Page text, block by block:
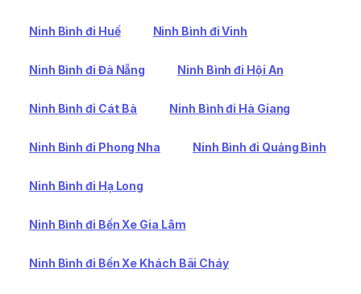
Ninh Bình đi Huế Ninh Bình đi Vinh
Ninh Bình đi Đà Nẵng Ninh Bình đi Hội An
Ninh Bình đi Cát Bà Ninh Bình đi Hà Giang
Ninh Bình đi Phong Nha Ninh Bình đi Quảng Bình
Ninh Bình đi Hạ Long
Ninh Bình đi Bến Xe Gia Lâm
Ninh Bình đi Bến Xe Khách Bãi Cháy